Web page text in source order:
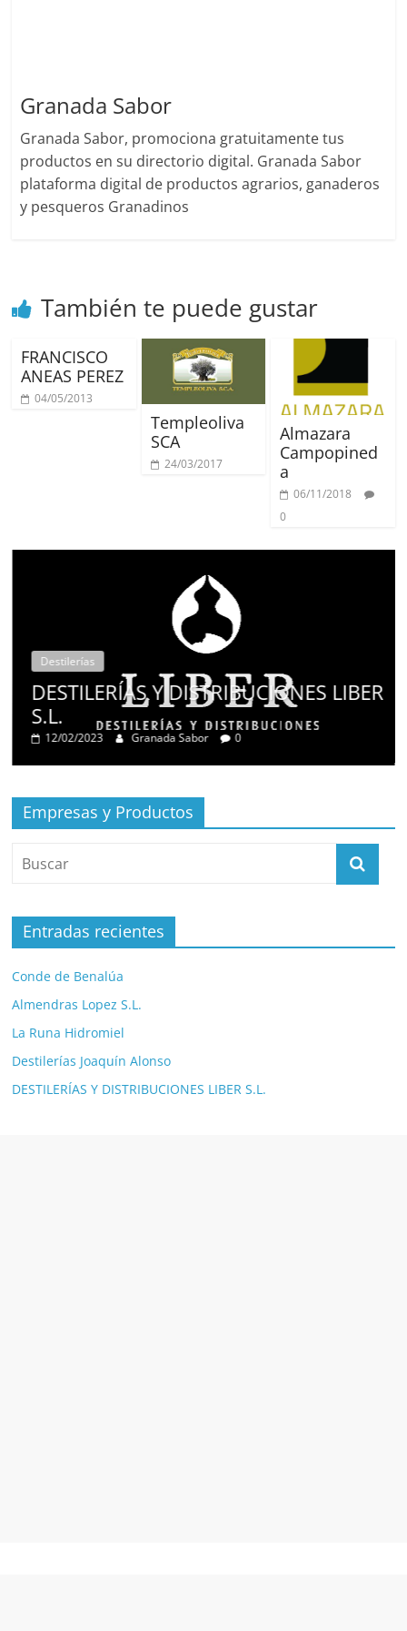
Granada Sabor
Granada Sabor, promociona gratuitamente tus
productos en su directorio digital. Granada Sabor
plataforma digital de productos agrarios, ganaderos
y pesqueros Granadinos
También te puede gustar
FRANCISCO
ANEAS PEREZ
04/05/2013
Templeoliva
SCA
24/03/2017
Almazara
Campopined
a
06/11/2018
0
Destilerías
DESTILERÍAS Y DISTRIBUCIONES LIBER
S.L.
12/02/2023 Granada Sabor 0
Empresas y Productos
Entradas recientes
Conde de Benalúa
Almendras Lopez S.L.
La Runa Hidromiel
Destilerías Joaquín Alonso
DESTILERÍAS Y DISTRIBUCIONES LIBER S.L.